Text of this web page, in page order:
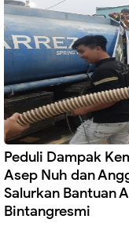
Peduli Dampak
Asep Nuh dan
Salurkan Bantuan
Bintangresmi